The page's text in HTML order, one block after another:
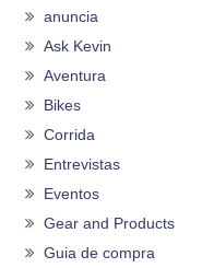
anuncia
Ask Kevin
Aventura
Bikes
Corrida
Entrevistas
Eventos
Gear and Products
Guia de compra